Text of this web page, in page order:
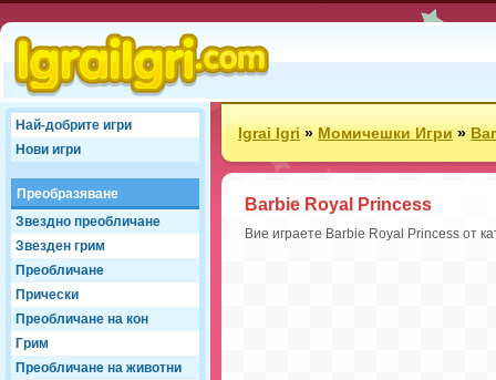
Най-добрите игри
Нови игри
Преобразяване
Звездно преобличане
Звезден грим
Преобличане
Прически
Преобличане на кон
Грим
Преобличане на животни
Igrai Igri»Момичешки Игри»
Barbie Royal Princess
Вие играете Barbie Royal Princess от